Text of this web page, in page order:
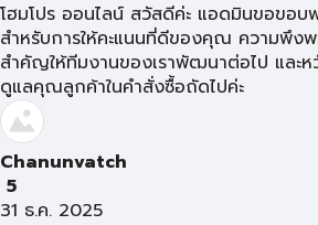
โฮมโปร ออนไลน์ สวัสดีค่ะ แอดมินขอขอ
สำหรับการให้คะแนนที่ดีของคุณ ความพึง
สำคัญให้ทีมงานของเราพัฒนาต่อไป และห
ดูแลคุณลูกค้าในคำสั่งซื้อถัดไปค่ะ
Chanunvatch
5
31 ธ.ค. 2025